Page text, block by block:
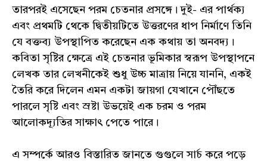
তারপরই এসেছেন পরম চেতনার প্রসঙ্গে। দুই- এর পার্থক্য
এবং প্রথমটি থেকে দ্বিতীয়টিতে উত্তরণের ধাপ নির্মাণে তিনি
যে বক্তব্য উপস্থাপিত করেছেন এক কথায় তা অনবদ্য।
কবিতা সৃষ্টির ক্ষেত্রে এই চেতনার ভূমিকার স্বরূপ উপস্থাপনে
লেখক তার লেখনীকেই শুধু উচ্চ মাত্রায় নিয়ে যাননি, একই
তৈরি করে দিলেন এমন একটা জায়গা যেখানে পৌঁছতে
পারলে সৃষ্টি এবং স্রষ্টা উভয়েই এক চরম ও পরম
আলোকদ্যূতির সাক্ষাৎ পেতে পারে।
এ সম্পর্কে আরও বিস্তারিত জানতে গুগুলে সার্চ করে পড়ে